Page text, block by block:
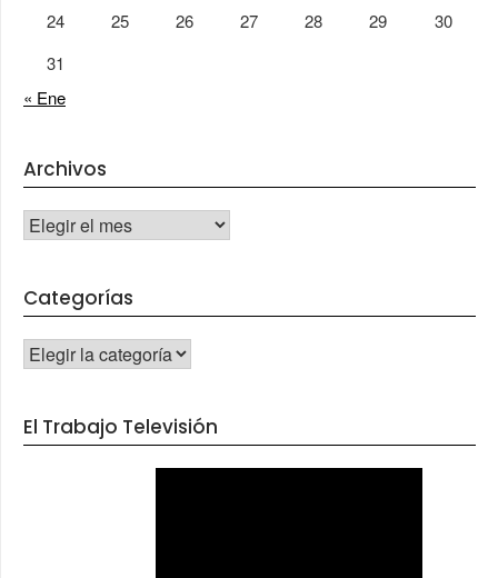
24
25 26 27 28 29
30
31
« Ene
Archivos
Archivos
Categorías
CATEGORÍAS
El Trabajo Televisión